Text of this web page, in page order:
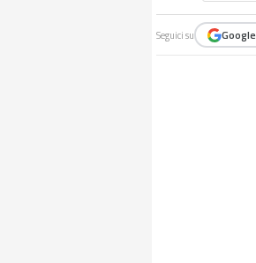
Seguici su Google